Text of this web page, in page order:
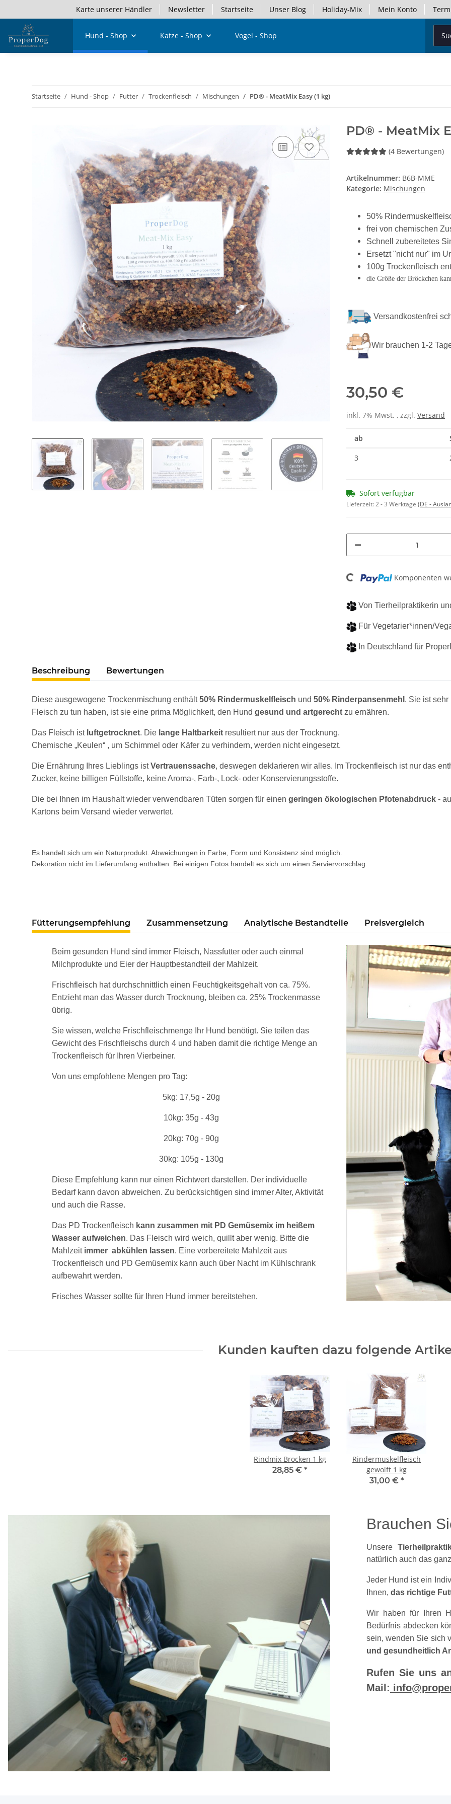
Karte unserer Händler Newsletter Startseite Unser Blog Holiday-Mix Mein Konto
Hund - Shop Katze - Shop Vogel - Shop
Startseite Hund - Shop Futter Trockenfleisch Mischungen PD® - MeatMix Easy (1 kg)
PD® - MeatMix
(4 Bewertungen)
Artikelnummer: B6B-MME
Kategorie: Mischungen
50%
frei von chemischen
Schnell zubereitetes
Ersetzt "nicht nur" im
100g Trockenfleisch
die Größe der Bröckchen
Versandkostenfrei
Wir brauchen 1-2
30,50 €
inkl. 7% Mwst. , zzgl. Versand
ab
3
Sofort verfügbar
Lieferzeit:2 - 3 Werktage (DE -
Loading... Komponenten
Von Tierheilpraktikerin
Für Vegetarier*innen/
In Deutschland für
Beschreibung Bewertungen
Diese ausgewogene Trockenmischung enthält50% Rindermuskelfleisch und 50% Rinderpansenmehl . Sie ist
Fleisch zu tun haben, ist sie eine prima Möglichkeit, den Hund gesund und artgerecht zu ernähren.
Das Fleisch ist luftgetrocknet. Die lange Haltbarkeit resultiert nur aus der Trocknung.
Chemische „Keulen“ , um Schimmel oder Käfer zu verhindern, werden nicht eingesetzt.
Die Ernährung Ihres Lieblings ist Vertrauenssache, deswegen deklarieren wir alles. Im Trockenfleisch ist nur das
Zucker, keine billigen Füllstoffe, keine Aroma-, Farb-, Lock- oder Konservierungsstoffe.
Die bei Ihnen im Haushalt wieder verwendbaren Tüten sorgen für einen geringen ökologischen Pfotenabdruck -
Kartons beim Versand wieder verwertet.
Es handelt sich um ein Naturprodukt. Abweichungen in Farbe, Form und Konsistenz sind möglich.
Dekoration nicht im Lieferumfang enthalten. Bei einigen Fotos handelt es sich um einen Serviervorschlag.
Fütterungsempfehlung Zusammensetzung Analytische Bestandteile Preisvergleich
Beim gesunden Hund sind immer Fleisch, Nassfutter oder auch einmal
Milchprodukte und Eier der Hauptbestandteil der Mahlzeit.
Frischfleisch hat durchschnittlich einen Feuchtigkeitsgehalt von ca. 75%.
Entzieht man das Wasser durch Trocknung, bleiben ca. 25% Trockenmasse
übrig.
Sie wissen, welche Frischfleischmenge Ihr Hund benötigt. Sie teilen das
Gewicht des Frischfleischs durch 4 und haben damit die richtige Menge an
Trockenfleisch für Ihren Vierbeiner.
Von uns empfohlene Mengen pro Tag:
5kg: 17,5g - 20g
10kg: 35g - 43g
20kg: 70g - 90g
30kg: 105g - 130g
Diese Empfehlung kann nur einen Richtwert darstellen. Der individuelle
Bedarf kann davon abweichen. Zu berücksichtigen sind immer Alter, Aktivität
und auch die Rasse.
Das PD Trockenfleisch kann zusammen mit PD Gemüsemix im heißem
Wasser aufweichen. Das Fleisch wird weich, quillt aber wenig. Bitte die
Mahlzeit immer abkühlen lassen. Eine vorbereitete Mahlzeit aus
Trockenfleisch und PD Gemüsemix kann auch über Nacht im Kühlschrank
aufbewahrt werden.
Frisches Wasser sollte für Ihren Hund immer bereitstehen.
Kunden kauften dazu folgende
Rindmix Brocken 1 kg
28,85 € *
Rindermuskelfleisch
gewolft 1 kg
31,00 € *
Brauchen
Unsere
natürlich auch das
Jeder Hund ist ein
Ihnen, das richtige
Wir haben für Ihren
Bedürfnis abdecken
sein, wenden Sie sich
und gesundheitlich
Rufen Sie uns
Mail: